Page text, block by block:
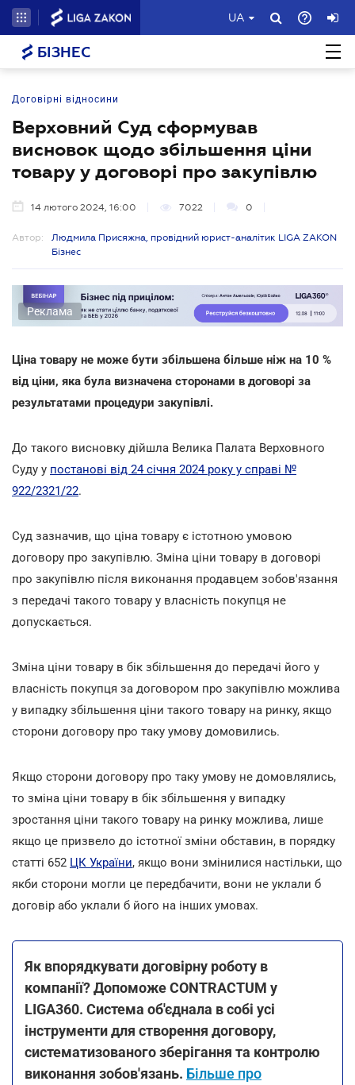
UA
БІЗНЕС
Договірні відносини
Верховний Суд сформував
висновок щодо збільшення ціни
товару у договорі про закупівлю
14 лютого 2024, 16:00 7022 0
Автор:
Людмила Присяжна, провідний юрист-аналітик LIGA ZAKON
Бізнес
Реклама
Ціна товару не може бути збільшена більше ніж на 10 %
від ціни, яка була визначена сторонами в договорі за
результатами процедури закупівлі.
До такого висновку дійшла Велика Палата Верховного
Суду у постанові від 24 січня 2024 року у справі №
922/2321/22.
Суд зазначив, що ціна товару є істотною умовою
договору про закупівлю. Зміна ціни товару в договорі
про закупівлю після виконання продавцем зобов'язання
з передачі такого товару у власність покупця не
допускається.
Зміна ціни товару в бік збільшення до передачі його у
власність покупця за договором про закупівлю можлива
у випадку збільшення ціни такого товару на ринку, якщо
сторони договору про таку умову домовились.
Якщо сторони договору про таку умову не домовлялись,
то зміна ціни товару в бік збільшення у випадку
зростання ціни такого товару на ринку можлива, лише
якщо це призвело до істотної зміни обставин, в порядку
статті 652 ЦК України, якщо вони змінилися настільки, що
якби сторони могли це передбачити, вони не уклали б
договір або уклали б його на інших умовах.
Як впорядкувати договірну роботу в
компанії? Допоможе CONTRACTUM у
LIGA360. Система об'єднала в собі усі
інструменти для створення договору,
систематизованого зберігання та контролю
виконання зобов'язань. Більше про